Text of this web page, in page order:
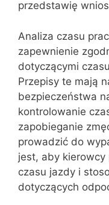
przedstawię
Analiza czasu
zapewnienie
dotyczącymi
Przepisy te mają
bezpieczeństwa
kontrolowanie
zapobieganie
prowadzić do
jest, aby kierowcy
czasu jazdy i
dotyczących